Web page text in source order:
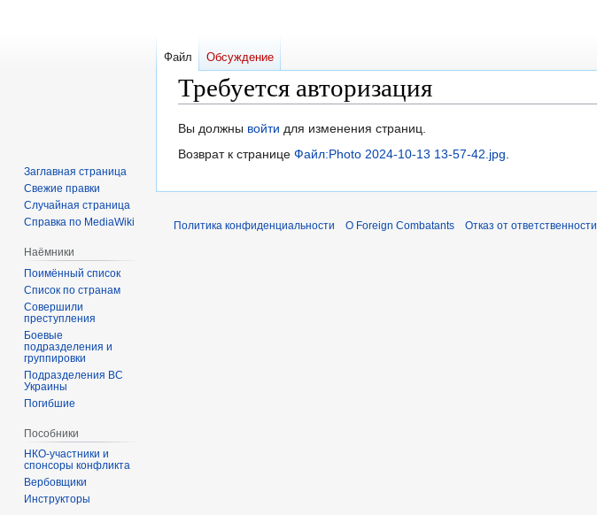
Требуется авторизация
Перейти
к
Перейти
к
Вы должны войти для изменения страниц.
Возврат к странице Файл:Photo 2024-10-13 13-57-42.jpg.
Файл Обсуждение
Заглавная страница
Свежие правки
Случайная страница
Справка по MediaWiki
Наёмники
Поимённый список
Список по странам
Совершили
преступления
Боевые
подразделения и
группировки
Подразделения ВС
Украины
Погибшие
Пособники
спонсоры конфликта
‏‎Вербовщики
Инструкторы
Политика конфиденциальности О Foreign Combatants Отказ от ответственности